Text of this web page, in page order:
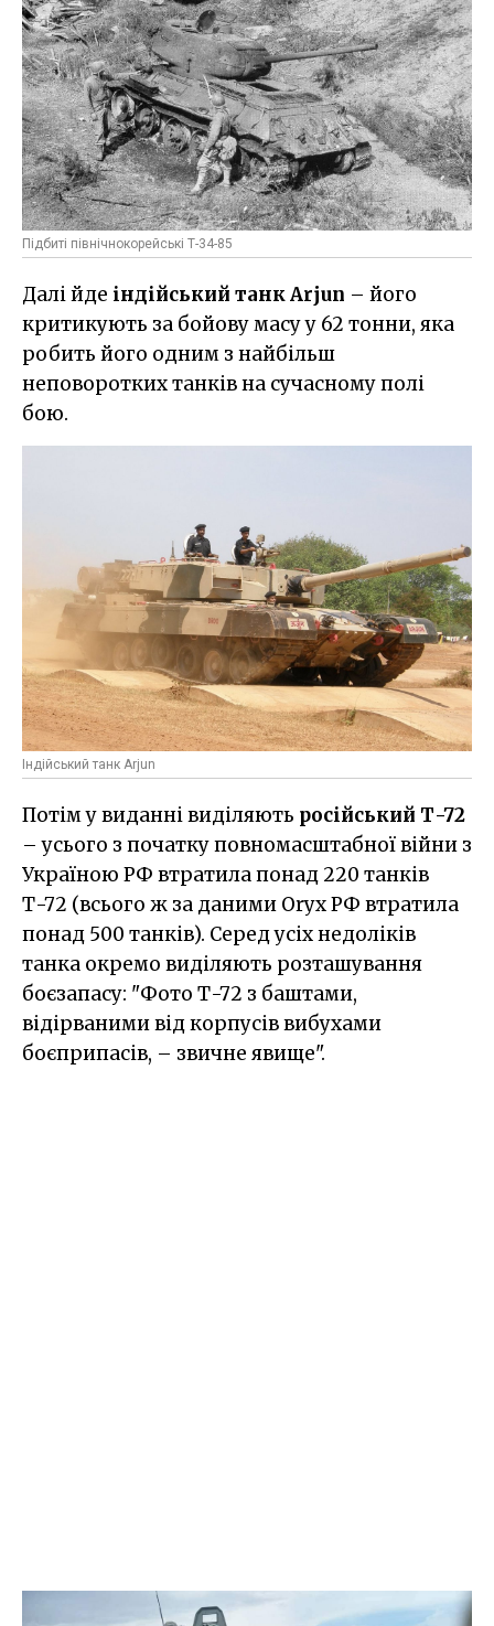
Підбиті північнокорейські Т-34-85
Далі йде індійський танкArjun – його
критикують за бойову масу у 62 тонни, яка
робить його одним з найбільш
неповоротких танків на сучасному полі
бою.
Індійський танк Arjun
Потім у виданні виділяють російський Т-72
– усього з початку повномасштабної війни з
Україною РФ втратила понад 220 танків
Т-72 (всього ж за даними Oryx РФ втратила
понад 500 танків). Серед усіх недоліків
танка окремо виділяють розташування
боєзапасу: "Фото Т-72 з баштами,
відірваними від корпусів вибухами
боєприпасів, – звичне явище".